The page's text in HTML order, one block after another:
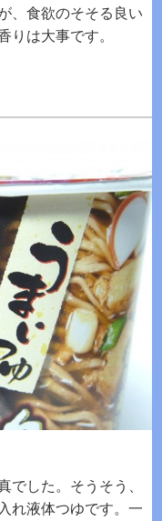
、食欲のそそる良い
りは大事です。
でした。そうそう、
れ液体つゆです。一